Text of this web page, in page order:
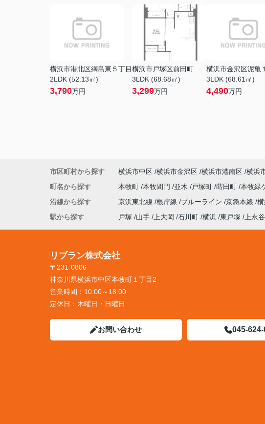
横浜市港北区綱島東５丁目
2LDK (52.13㎡)
3,790万円
横浜市戸塚区前田町
3LDK (68.68㎡)
3,299万円
横浜市金沢区泥亀
3LDK (68.61㎡)
4,490万円
市区町村から探す 横浜市中区 横浜市金沢区 横浜市港南区 横浜
町名から探す
本牧町 本牧間門 並木 戸塚町 蒔田町 本牧緑
沿線から探す
京浜東北線 根岸線 ブルーライン 京急本線
駅から探す
戸塚 山手 上大岡 石川町 横浜 東戸塚 上永谷
リブラン株式会社
〒231-0806
神奈川県横浜市中区本牧町１丁目2
営業時間： 10:00～18:00
定休日： 木曜日・日曜日
お問い合わせ 045-